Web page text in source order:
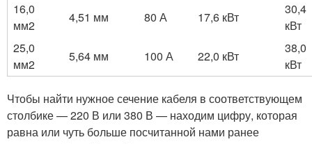
16,0
мм2
4,51 мм 80 А 17,6 кВт
30,4
кВт
25,0
мм2
5,64 мм 100 А 22,0 кВт
38,0
кВт
Чтобы найти нужное сечение кабеля в соответствующем
столбике — 220 В или 380 В — находим цифру, которая
равна или чуть больше посчитанной нами ранее